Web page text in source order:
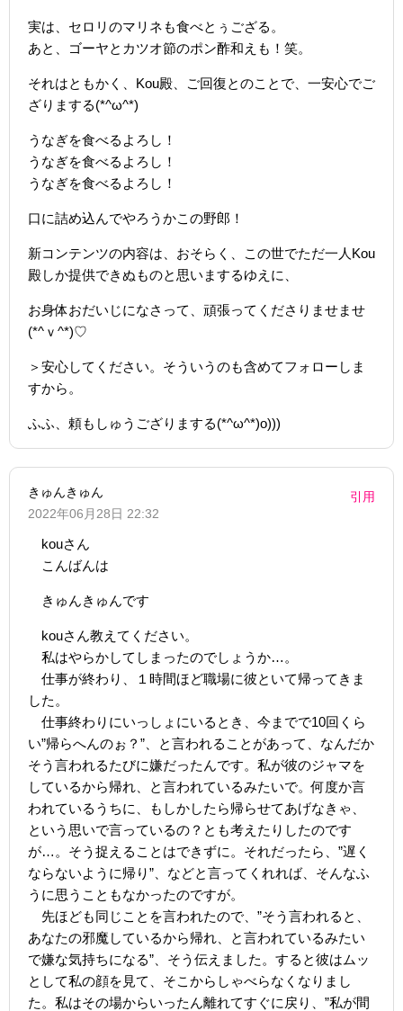
実は、セロリのマリネも食べとぅござる。
あと、ゴーヤとカツオ節のポン酢和えも！笑。
それはともかく、Kou殿、ご回復とのことで、一安心でご
ざりまする(*^ω^*)
うなぎを食べるよろし！
うなぎを食べるよろし！
うなぎを食べるよろし！
口に詰め込んでやろうかこの野郎！
新コンテンツの内容は、おそらく、この世でただ一人Kou
殿しか提供できぬものと思いまするゆえに、
お身体おだいじになさって、頑張ってくださりませませ
(*^ｖ^*)♡
＞安心してください。そういうのも含めてフォローしま
すから。
ふふ、頼もしゅうござりまする(*^ω^*)o)))
きゅんきゅん
2022年06月28日 22:32
引用
kouさん
こんばんは
きゅんきゅんです
kouさん教えてください。
私はやらかしてしまったのでしょうか…。
仕事が終わり、１時間ほど職場に彼といて帰ってきま
した。
仕事終わりにいっしょにいるとき、今までで10回くら
い”帰らへんのぉ？”、と言われることがあって、なんだか
そう言われるたびに嫌だったんです。私が彼のジャマを
しているから帰れ、と言われているみたいで。何度か言
われているうちに、もしかしたら帰らせてあげなきゃ、
という思いで言っているの？とも考えたりしたのです
が…。そう捉えることはできずに。それだったら、”遅く
ならないように帰り”、などと言ってくれれば、そんなふ
うに思うこともなかったのですが。
先ほども同じことを言われたので、”そう言われると、
あなたの邪魔しているから帰れ、と言われているみたい
で嫌な気持ちになる”、そう伝えました。すると彼はムッ
として私の顔を見て、そこからしゃべらなくなりまし
た。私はその場からいったん離れてすぐに戻り、”私が間